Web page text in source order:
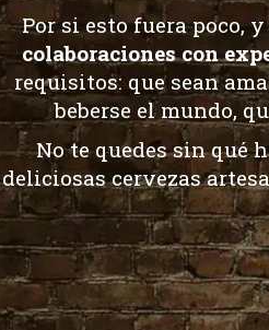
Por si esto fuera poco,
colaboraciones con
requisitos: que sean
beberse el mundo,
No te quedes sinqué
deliciosascervezas